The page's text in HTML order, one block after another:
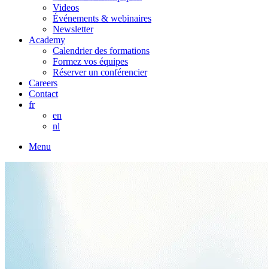
Videos
Événements & webinaires
Newsletter
Academy
Calendrier des formations
Formez vos équipes
Réserver un conférencier
Careers
Contact
fr
en
nl
Menu